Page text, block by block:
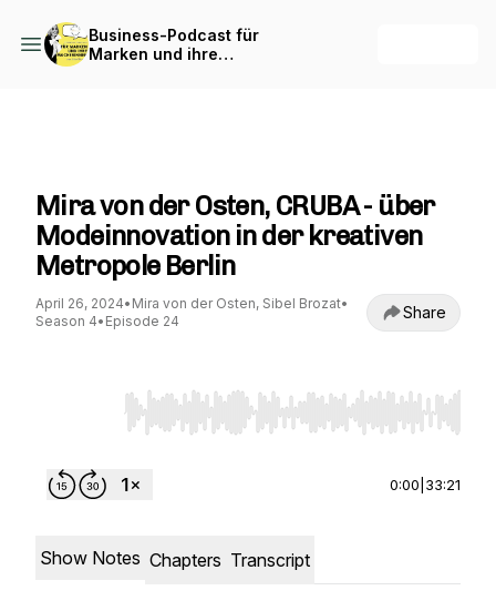
Business-Podcast für
Marken und ihre
Mira von der Osten, CRUBA - über
Modeinnovation in der kreativen
Metropole Berlin
April 26, 2024• Mira von der Osten, Sibel Brozat•
Season 4• Episode 24 Share
Use Left/Right to seek, Home/End to jump
0:00 33:21
Show Notes Chapters Transcript